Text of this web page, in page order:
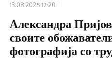
13.08.2025 17:20
Александра
своите
фотографија со